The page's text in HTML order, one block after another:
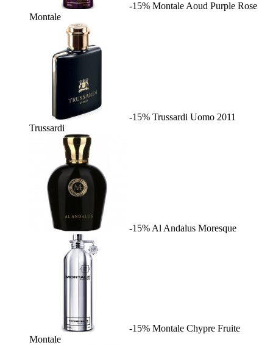
-15% Montale Aoud Purple Rose
Montale
-15% Trussardi Uomo 2011
Trussardi
-15% Al Andalus Moresque
-15% Montale Chypre Fruite
Montale